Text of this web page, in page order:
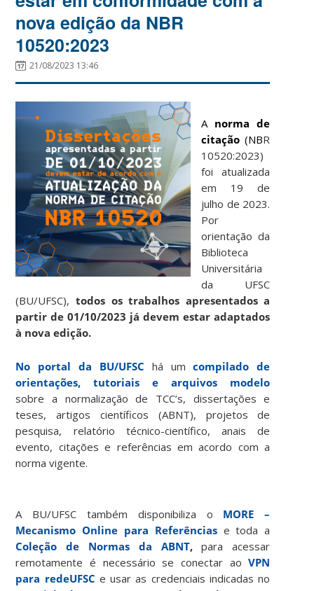
nova edição da NBR
10520:2023
21/08/2023 13:46
A norma de
citação (NBR
10520:2023)
foi atualizada
em 19 de
julho de 2023.
Por
orientação da
Biblioteca
Universitária
da UFSC
(BU/UFSC), todos os trabalhos apresentados a
partir de 01/10/2023 já devem estar adaptados
à nova edição.
No portal da BU/UFSC há umcompilado de
orientações, tutoriais e arquivos modelo
sobre a normalização de TCC’s, dissertações e
teses, artigos científicos (ABNT), projetos de
pesquisa, relatório técnico-científico, anais de
evento, citações e referências em acordo com a
norma vigente.
A BU/UFSC também disponibiliza o MORE –
Mecanismo Online para Referênciase toda a
Coleção de Normas da ABNT,para acessar
remotamente é necessário se conectar aoVPN
para redeUFSC e usar as credenciais indicadas no